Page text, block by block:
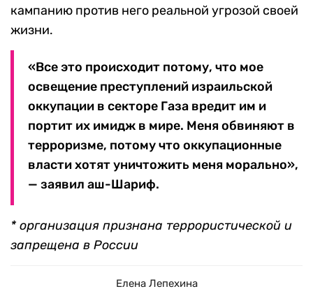
кампанию против него реальной угрозой своей
жизни.
«Все это происходит потому, что мое
освещение преступлений израильской
оккупации в секторе Газа вредит им и
портит их имидж в мире. Меня обвиняют в
терроризме, потому что оккупационные
власти хотят уничтожить меня морально»,
— заявил аш-Шариф.
* организация признана террористической и
запрещена в России
Елена Лепехина